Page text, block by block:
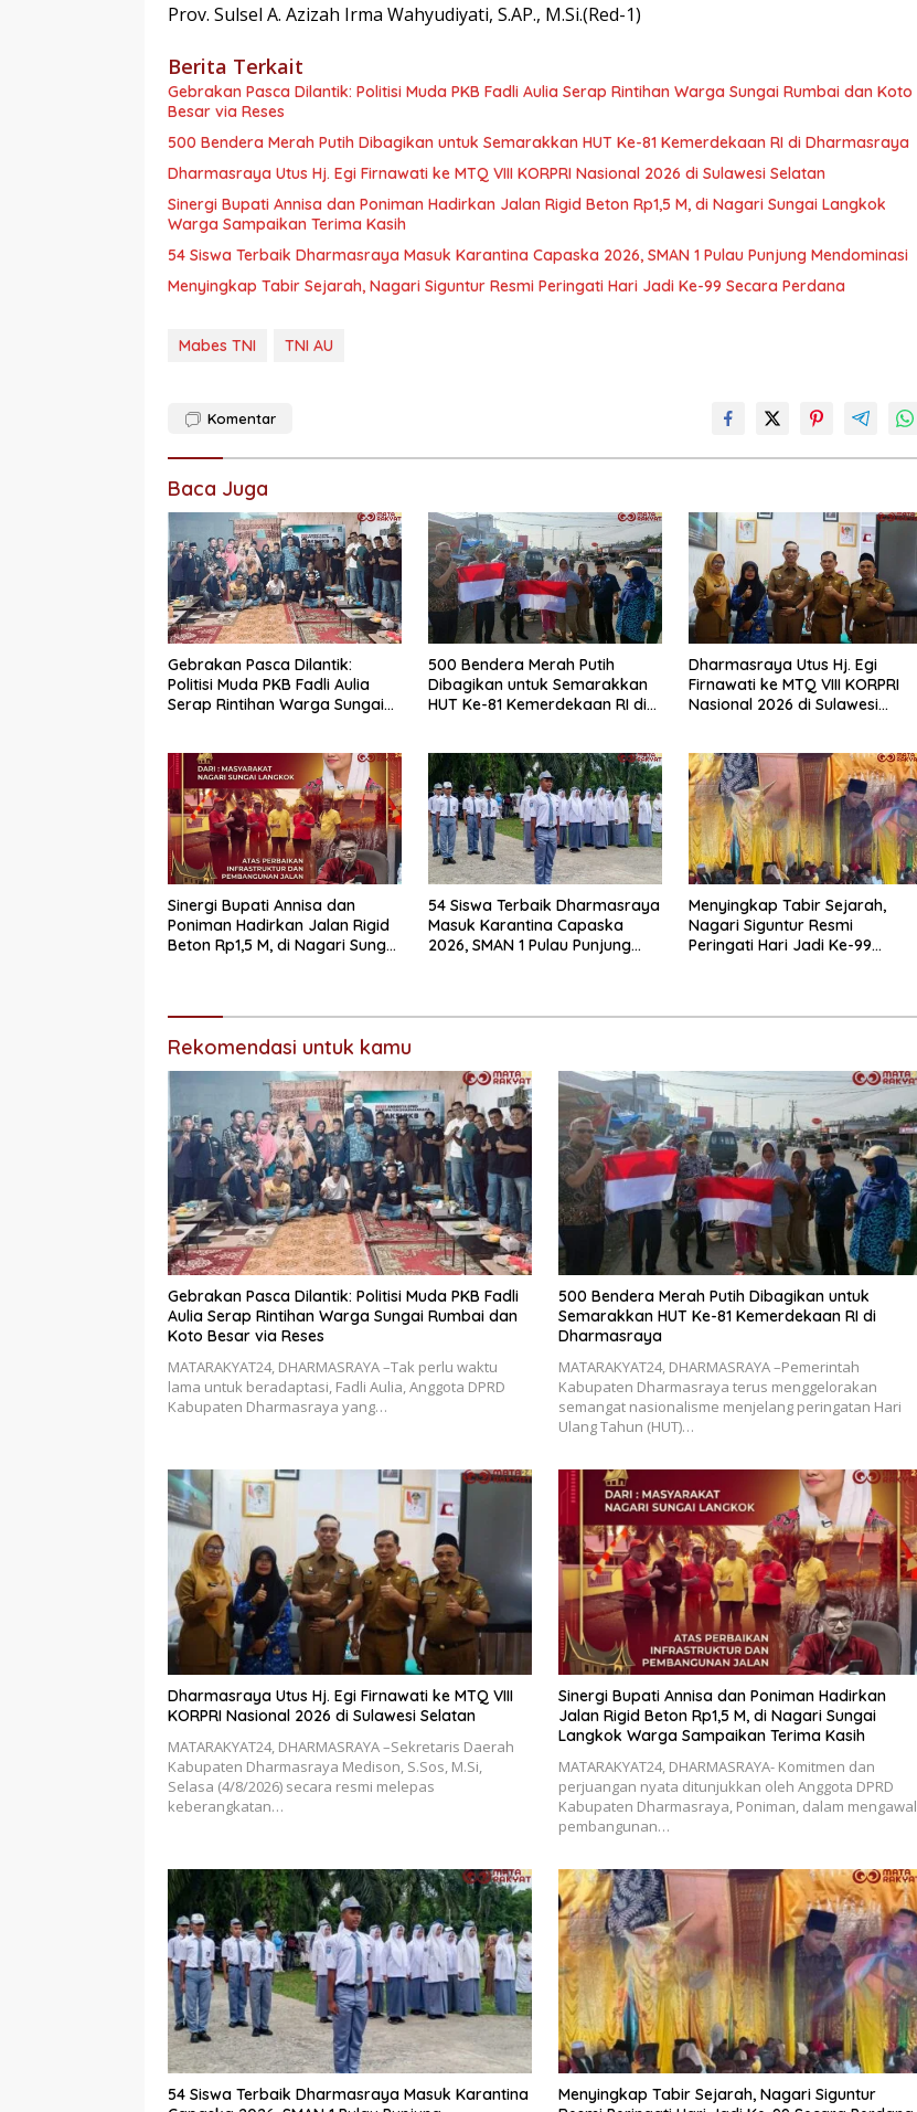
Prov. Sulsel A. Azizah Irma Wahyudiyati, S.AP., M.Si.(Red-1)
Berita Terkait
Gebrakan Pasca Dilantik: Politisi Muda PKB Fadli Aulia Serap Rintihan Warga Sungai Rumbai dan Koto
Besar via Reses
500 Bendera Merah Putih Dibagikan untuk Semarakkan HUT Ke-81 Kemerdekaan RI di Dharmasraya
Dharmasraya Utus Hj. Egi Firnawati ke MTQ VIII KORPRI Nasional 2026 di Sulawesi Selatan
Sinergi Bupati Annisa dan Poniman Hadirkan Jalan Rigid Beton Rp1,5 M, di Nagari Sungai Langkok
Warga Sampaikan Terima Kasih
54 Siswa Terbaik Dharmasraya Masuk Karantina Capaska 2026, SMAN 1 Pulau Punjung Mendominasi
Menyingkap Tabir Sejarah, Nagari Siguntur Resmi Peringati Hari Jadi Ke-99 Secara Perdana
Mabes TNI TNI AU
Komentar
Baca Juga
Gebrakan Pasca Dilantik:
Politisi Muda PKB Fadli Aulia
Serap Rintihan Warga Sungai
500 Bendera Merah Putih
Dibagikan untuk Semarakkan
HUT Ke-81 Kemerdekaan RI di
Dharmasraya Utus Hj. Egi
Firnawati ke MTQ VIII KORPRI
Nasional 2026 di Sulawesi
Sinergi Bupati Annisa dan
Poniman Hadirkan Jalan Rigid
Beton Rp1,5 M, di Nagari Sungai
54 Siswa Terbaik Dharmasraya
Masuk Karantina Capaska
2026, SMAN 1 Pulau Punjung
Menyingkap Tabir Sejarah,
Nagari Siguntur Resmi
Peringati Hari Jadi Ke-99
Rekomendasi untuk kamu
Gebrakan Pasca Dilantik: Politisi Muda PKB Fadli
Aulia Serap Rintihan Warga Sungai Rumbai dan
Koto Besar via Reses
MATARAKYAT24, DHARMASRAYA –Tak perlu waktu
lama untuk beradaptasi, Fadli Aulia, Anggota DPRD
Kabupaten Dharmasraya yang…
500 Bendera Merah Putih Dibagikan untuk
Semarakkan HUT Ke-81 Kemerdekaan RI di
Dharmasraya
MATARAKYAT24, DHARMASRAYA –Pemerintah
Kabupaten Dharmasraya terus menggelorakan
semangat nasionalisme menjelang peringatan Hari
Ulang Tahun (HUT)…
Dharmasraya Utus Hj. Egi Firnawati ke MTQ VIII
KORPRI Nasional 2026 di Sulawesi Selatan
MATARAKYAT24, DHARMASRAYA –Sekretaris Daerah
Kabupaten Dharmasraya Medison, S.Sos, M.Si,
Selasa (4/8/2026) secara resmi melepas
keberangkatan…
Sinergi Bupati Annisa dan Poniman Hadirkan
Jalan Rigid Beton Rp1,5 M, di Nagari Sungai
Langkok Warga Sampaikan Terima Kasih
MATARAKYAT24, DHARMASRAYA- Komitmen dan
perjuangan nyata ditunjukkan oleh Anggota DPRD
Kabupaten Dharmasraya, Poniman, dalam mengawal
pembangunan…
54 Siswa Terbaik Dharmasraya Masuk Karantina
Menyingkap Tabir Sejarah, Nagari Siguntur